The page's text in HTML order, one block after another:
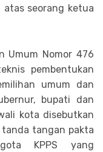
seorang ketua
Umum Nomor 476
pembentukan
umum dan
bupati dan
kota disebutkan
tangan pakta
KPPS yang